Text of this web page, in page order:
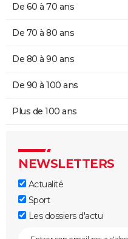
De 60 à 70 ans
De 70 à 80 ans
De 80 à 90 ans
De 90 à 100 ans
Plus de 100 ans
NEWSLETTERS
Actualité
Sport
Les dossiers d'actu